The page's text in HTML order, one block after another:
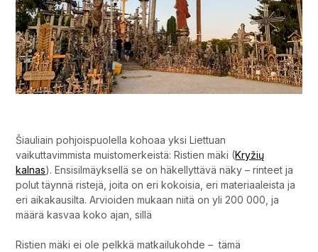
Šiauliain pohjoispuolella kohoaa yksi Liettuan
vaikuttavimmista muistomerkeistä: Ristien mäki (Kryžių
kalnas). Ensisilmäyksellä se on häkellyttävä näky – rinteet ja
polut täynnä ristejä, joita on eri kokoisia, eri materiaaleista ja
eri aikakausilta. Arvioiden mukaan niitä on yli 200 000, ja
määrä kasvaa koko ajan, sillä
Ristien mäki ei ole pelkkä matkailukohde – tämä